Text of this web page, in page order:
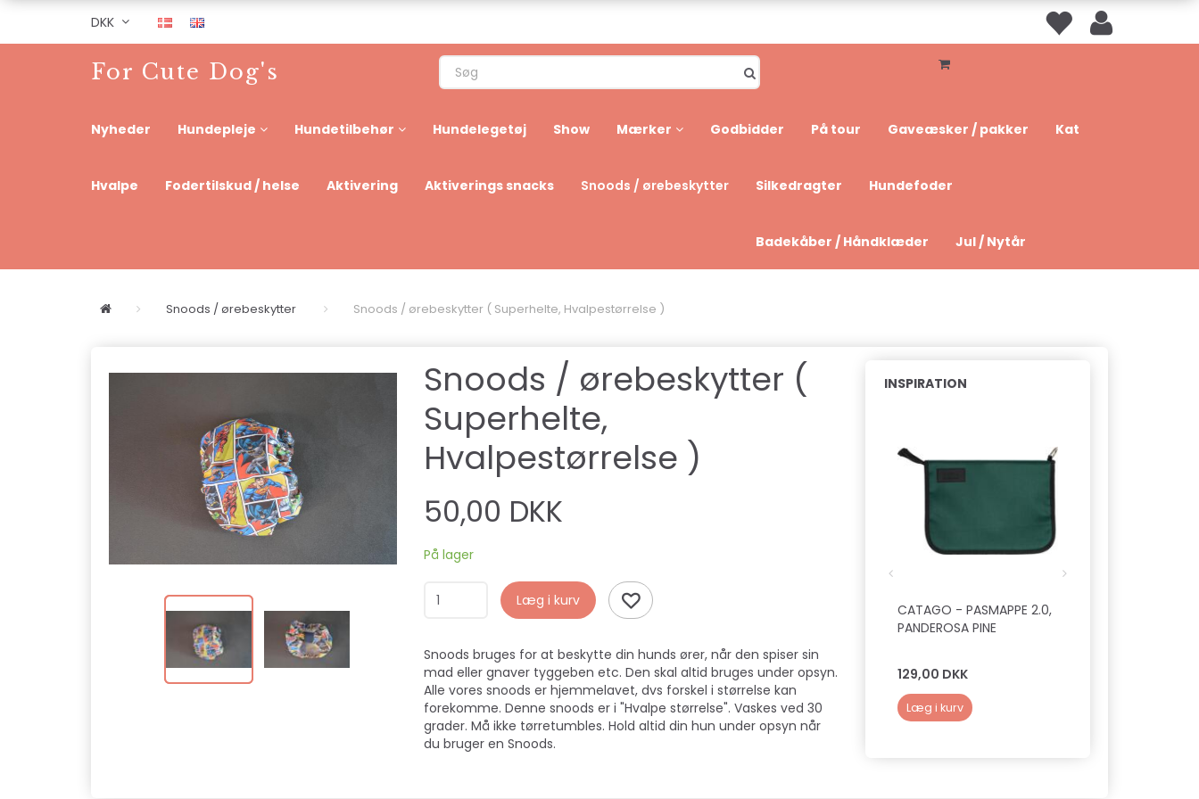
DKK
For Cute Dog's
Nyheder Hundepleje Hundetilbehør Hundelegetøj Show Mærker Godbidder På tour Gaveæsker / pakker Kat
Hvalpe Fodertilskud / helse Aktivering Aktiverings snacks Snoods / ørebeskytter Silkedragter Hundefoder
Badekåber / Håndklæder Jul / Nytår
Snoods / ørebeskytter Snoods / ørebeskytter ( Superhelte, Hvalpestørrelse )
Snoods / ørebeskytter (
Superhelte,
Hvalpestørrelse )
50,00 DKK
På lager
Læg i kurv
Snoods bruges for at beskytte din hunds ører, når den spiser sin
mad eller gnaver tyggeben etc. Den skal altid bruges under opsyn.
Alle vores snoods er hjemmelavet, dvs forskel i størrelse kan
forekomme. Denne snoods er i "Hvalpe størrelse". Vaskes ved 30
grader. Må ikke tørretumbles. Hold altid din hun under opsyn når
du bruger en Snoods.
INSPIRATION
CATAGO - PASMAPPE 2.0,
PANDEROSA PINE
129,00 DKK
Læg i kurv